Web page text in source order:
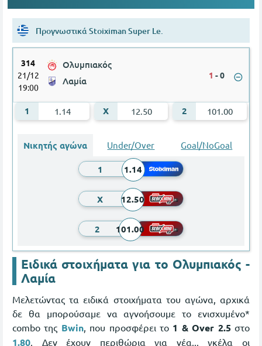
Προγνωστικά Stoiximan Super Le.
314
21/12
19:00
Ολυμπιακός
Λαμία
1 -0
1.14 12.50 101.00
Νικητής αγώνα Under/Over Goal/NoGoal
1 1.14
X 12.50
2 101.00
Ειδικά στοιχήματα για το Ολυμπιακός -
Λαμία
Μελετώντας τα ειδικά στοιχήματα του αγώνα, αρχικά
δε θα μπορούσαμε να αγνοήσουμε το ενισχυμένο*
combo της Bwin, που προσφέρει το 1 & Over 2.5στο
1.80. Δεν έχουν περιθώρια για νέα... γκέλα οι